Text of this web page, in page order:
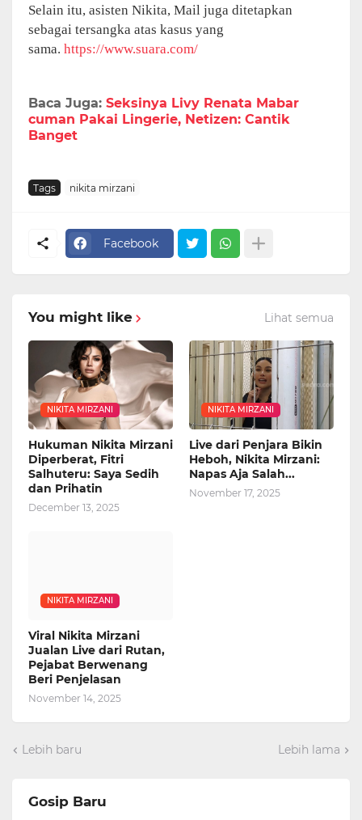
Selain itu, asisten Nikita, Mail juga ditetapkan
sebagai tersangka atas kasus yang
sama. https://www.suara.com/
Baca Juga: Seksinya Livy Renata Mabar
cuman Pakai Lingerie, Netizen: Cantik
Banget
Tags nikita mirzani
Facebook
You might like Lihat semua
NIKITA MIRZANI
Hukuman Nikita Mirzani
Diperberat, Fitri
Salhuteru: Saya Sedih
dan Prihatin
December 13, 2025
NIKITA MIRZANI
Live dari Penjara Bikin
Heboh, Nikita Mirzani:
Napas Aja Salah...
November 17, 2025
NIKITA MIRZANI
Viral Nikita Mirzani
Jualan Live dari Rutan,
Pejabat Berwenang
Beri Penjelasan
November 14, 2025
Lebih baru Lebih lama
Gosip Baru